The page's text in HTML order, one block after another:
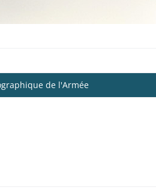
de l'Armée